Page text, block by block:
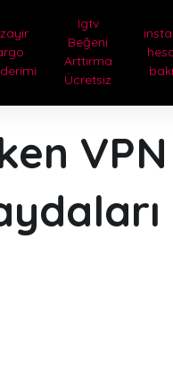
Igtv
Beğeni
Arttırma
Ücretsiz
VPN